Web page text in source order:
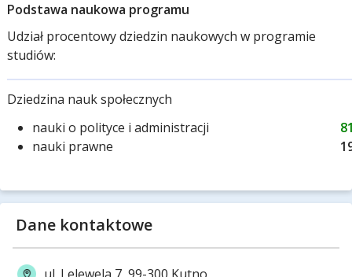
Podstawa naukowa programu
Udział procentowy dziedzin naukowych w programie
studiów:
Dziedzina nauk społecznych
nauki o polityce i administracji
nauki prawne
Dane kontaktowe